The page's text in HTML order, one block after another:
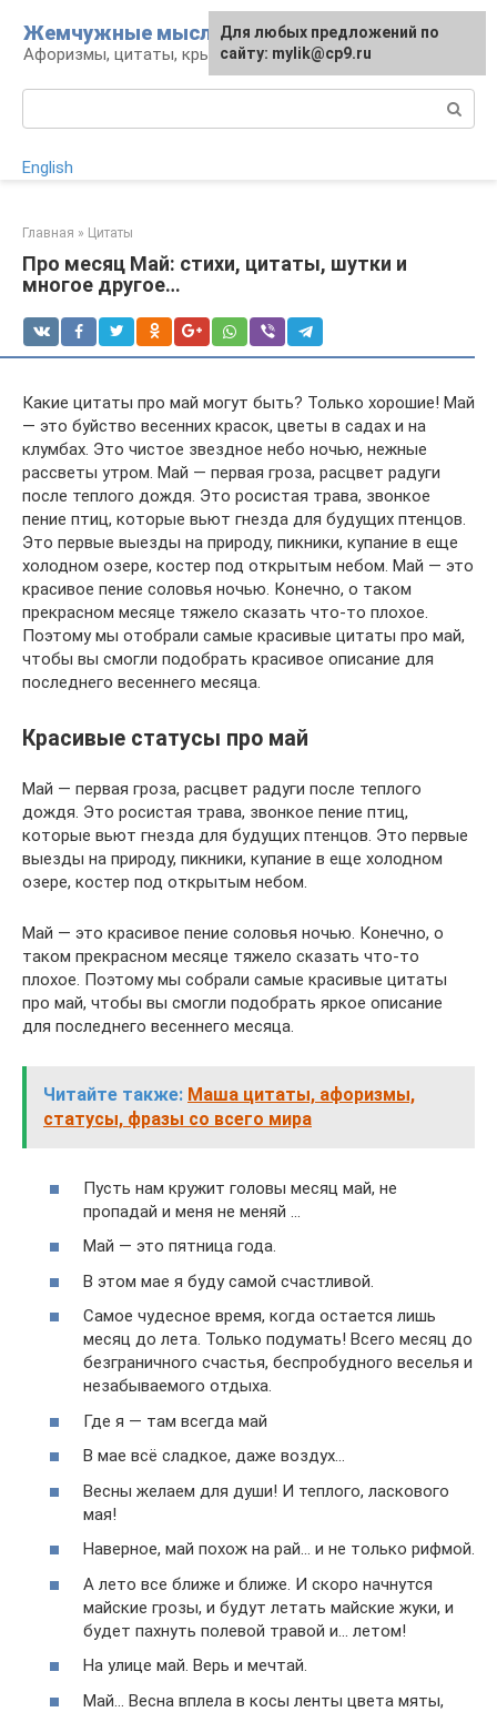
контенту
Жемчужные мысли
Афоризмы, цитаты, крылатые фразы
English
Главная » Цитаты
Про месяц Май: стихи, цитаты, шутки и
многое другое…
Какие цитаты про май могут быть? Только хорошие! Май
― это буйство весенних красок, цветы в садах и на
клумбах. Это чистое звездное небо ночью, нежные
рассветы утром. Май ― первая гроза, расцвет радуги
после теплого дождя. Это росистая трава, звонкое
пение птиц, которые вьют гнезда для будущих птенцов.
Это первые выезды на природу, пикники, купание в еще
холодном озере, костер под открытым небом. Май ― это
красивое пение соловья ночью. Конечно, о таком
прекрасном месяце тяжело сказать что-то плохое.
Поэтому мы отобрали самые красивые цитаты про май,
чтобы вы смогли подобрать красивое описание для
последнего весеннего месяца.
Красивые статусы про май
Май ― первая гроза, расцвет радуги после теплого
дождя. Это росистая трава, звонкое пение птиц,
которые вьют гнезда для будущих птенцов. Это первые
выезды на природу, пикники, купание в еще холодном
озере, костер под открытым небом.
Май ― это красивое пение соловья ночью. Конечно, о
таком прекрасном месяце тяжело сказать что-то
плохое. Поэтому мы собрали самые красивые цитаты
про май, чтобы вы смогли подобрать яркое описание
для последнего весеннего месяца.
Читайте также: Маша цитаты, афоризмы,
статусы, фразы со всего мира
Пусть нам кружит головы месяц май, не
пропадай и меня не меняй …
Май — это пятница года.
В этом мае я буду самой счастливой.
Самое чудесное время, когда остается лишь
месяц до лета. Только подумать! Всего месяц до
безграничного счастья, беспробудного веселья и
незабываемого отдыха.
Где я ― там всегда май
В мае всё сладкое, даже воздух…
Весны желаем для души! И теплого, ласкового
мая!
Наверное, май похож на рай… и не только рифмой.
А лето все ближе и ближе. И скоро начнутся
майские грозы, и будут летать майские жуки, и
будет пахнуть полевой травой и… летом!
На улице май. Верь и мечтай.
Май… Весна вплела в косы ленты цвета мяты,
Для любых предложений по
сайту: mylik@cp9.ru